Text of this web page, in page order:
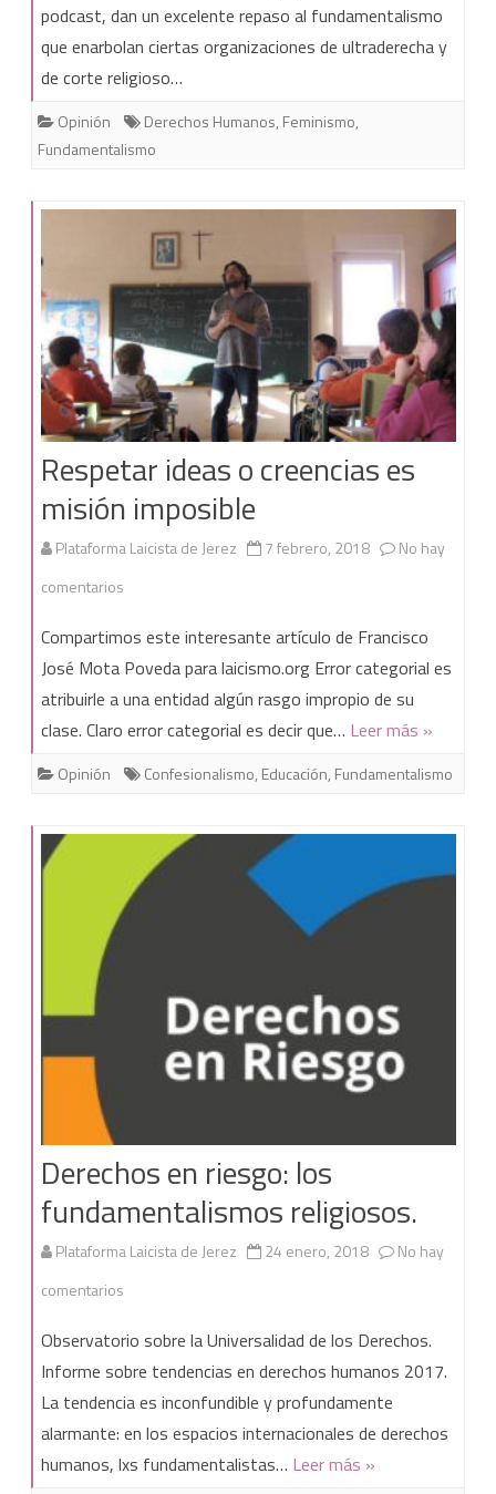
podcast, dan un excelente repaso al fundamentalismo
que enarbolan ciertas organizaciones de ultraderecha y
de corte religioso…
Opinión Derechos Humanos, Feminismo,
Fundamentalismo
Respetar ideas o creencias es
misión imposible
Plataforma Laicista de Jerez 7 febrero, 2018
No hay
comentarios
ideas
o
creencias
es
imposible
Compartimos este interesante artículo de Francisco
José Mota Poveda para laicismo.org Error categorial es
atribuirle a una entidad algún rasgo impropio de su
clase. Claro error categorial es decir que… Leer más »
Opinión Confesionalismo, Educación, Fundamentalismo
Derechos en riesgo: los
fundamentalismos religiosos.
Plataforma Laicista de Jerez 24 enero, 2018
No hay
comentarios
en
riesgo:
los
Observatorio sobre la Universalidad de los Derechos.
Informe sobre tendencias en derechos humanos 2017.
La tendencia es inconfundible y profundamente
alarmante: en los espacios internacionales de derechos
humanos, lxs fundamentalistas… Leer más »